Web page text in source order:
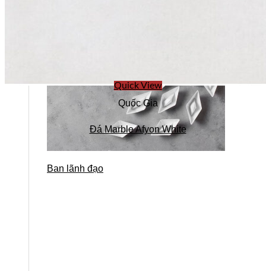
Ban lãnh đạo
Quick View
Quốc Gia
Đá Marble Afyon White